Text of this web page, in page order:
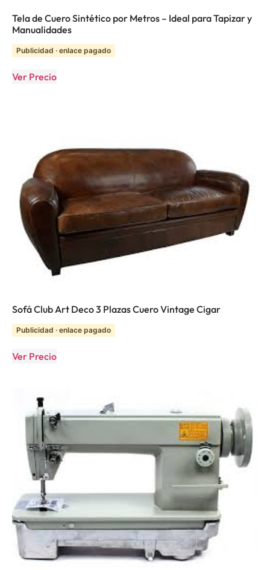
Tela de Cuero Sintético por Metros – Ideal para Tapizar y
Manualidades
Publicidad · enlace pagado
Ver Precio
Sofá Club Art Deco 3 Plazas Cuero Vintage Cigar
Publicidad · enlace pagado
Ver Precio